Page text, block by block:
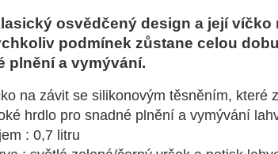
osvědčený design a její
podmínek zůstane celou
plnění a vymývání.
na závit se silikonovým těsněním, které
hrdlo pro snadné plnění a vymývání
: 0,7 litru